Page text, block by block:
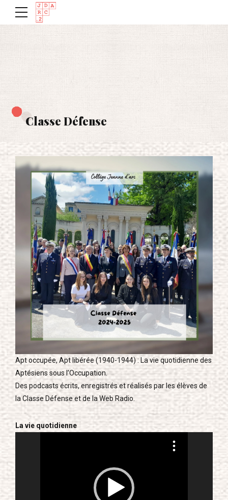
Classe Défense
Apt occupée, Apt libérée (1940-1944) : La vie quotidienne des
Aptésiens sous l’Occupation.
Des podcasts écrits, enregistrés et réalisés par les élèves de
la Classe Défense et de la Web Radio.
La vie quotidienne